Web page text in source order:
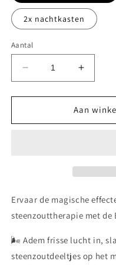
2x nachtkasten
Aantal
Aantal
verlagen
voor
Biosalt
Aantal
voor
Bambi
Biosalt
Aan
Ervaar de magische
steenzouttherapie met de
🌬️ Adem frisse lucht in,
steenzoutdeeltjes op het